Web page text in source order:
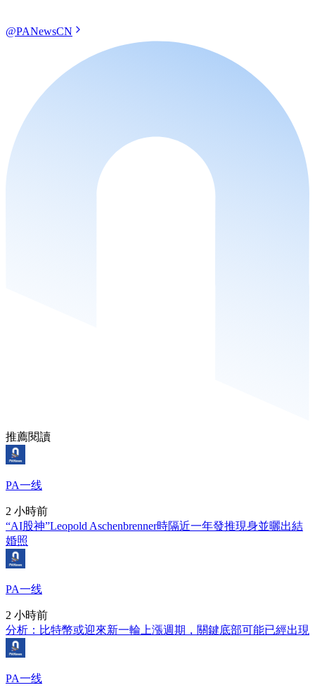
@PANewsCN
推薦閱讀
PA一线
2 小時前
“AI股神”Leopold Aschenbrenner時隔近一年發推現身並曬出結
婚照
PA一线
2 小時前
分析：比特幣或迎來新一輪上漲週期，關鍵底部可能已經出現
PA一线